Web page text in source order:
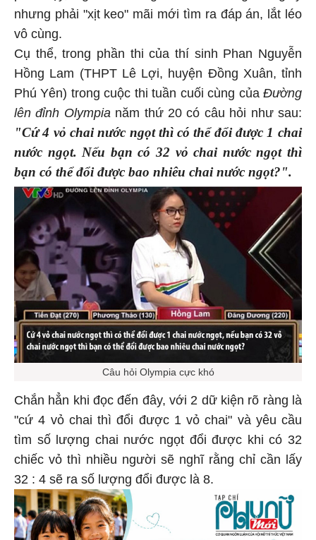
nhưng phải "xịt keo" mãi mới tìm ra đáp án, lắt léo
vô cùng.
Cụ thể, trong phần thi của thí sinh Phan Nguyễn
Hồng Lam (THPT Lê Lợi, huyện Đồng Xuân, tỉnh
Phú Yên) trong cuộc thi tuần cuối cùng của Đường
lên đỉnh Olympianăm thứ 20 có câu hỏi như sau:
"Cứ 4 vỏ chai nước ngọt thì có thể đổi được 1 chai
nước ngọt. Nếu bạn có 32 vỏ chai nước ngọt thì
bạn có thể đổi được bao nhiêu chai nước ngọt?".
Câu hỏi Olympia cực khó
Chắn hẳn khi đọc đến đây, với 2 dữ kiện rõ ràng là
"cứ 4 vỏ chai thì đổi được 1 vỏ chai" và yêu cầu
tìm số lượng chai nước ngọt đổi được khi có 32
chiếc vỏ thì nhiều người sẽ nghĩ rằng chỉ cần lấy
32 : 4 sẽ ra số lượng đổi được là 8.